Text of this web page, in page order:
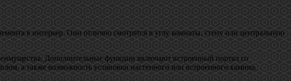
в интерьер. Они отлично смотрятся в углу комнаты, стену или центральную
Дополнительные функции включают встроенный портал со
а также возможность установки настенного или встроенного камина.